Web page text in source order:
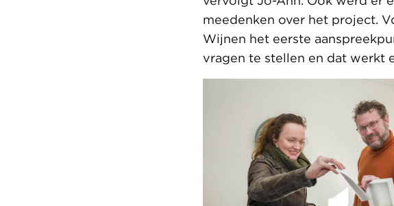
meedenken over het project.
Wijnen het eerste
vragen te stellen en dat werkt